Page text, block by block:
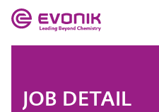
COMPANY
JOB DETAIL